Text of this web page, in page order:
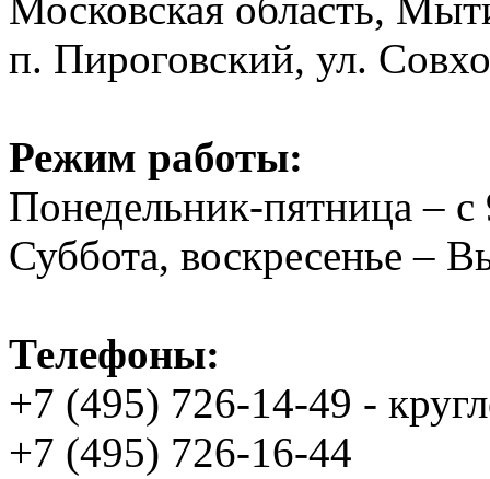
п. Пироговский, ул.
Режим работы:
Понедельник-пятница –
Суббота, воскресенье –
Телефоны:
+7 (495) 726-14-49 -
+7 (495) 726-16-44